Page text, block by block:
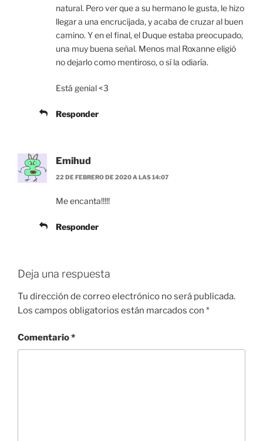
natural. Pero ver que a su hermano le gusta, le hizo
llegar a una encrucijada, y acaba de cruzar al buen
camino. Y en el final, el Duque estaba preocupado,
una muy buena señal. Menos mal Roxanne eligió
no dejarlo como mentiroso, o sí la odiaría.
Está genial <3
Responder
Emihud
22 DE FEBRERO DE 2020 A LAS 14:07
Me encanta!!!!!
Responder
Deja una respuesta
Tu dirección de correo electrónico no será publicada.
Los campos obligatorios están marcados con *
Comentario*